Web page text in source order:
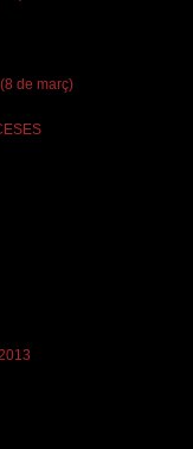
de març)